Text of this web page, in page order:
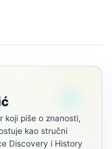
koji piše o znanosti,
kao stručni
Discovery i History